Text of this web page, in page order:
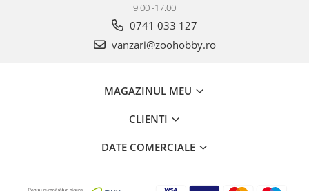
9.00 -17.00
0741 033 127
vanzari@zoohobby.ro
MAGAZINUL MEU
CLIENTI
DATE COMERCIALE